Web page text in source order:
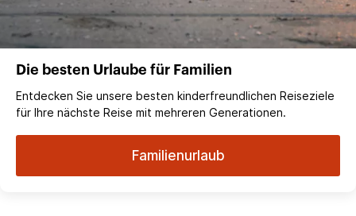
Die besten Urlaube für Familien
Entdecken Sie unsere besten kinderfreundlichen Reiseziele
für Ihre nächste Reise mit mehreren Generationen.
Familienurlaub